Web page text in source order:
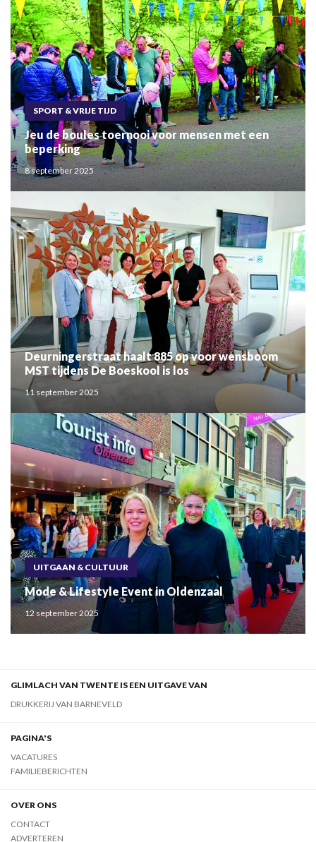
SPORT & VRIJE TIJD
Jeu de boules toernooi voor mensen met een
beperking
8 september 2025
Deurningerstraat haalt 885 op voor wensboom
MST tijdens De Boeskool is los
11 september 2025
UITGAAN & CULTUUR
Mode & Lifestyle Event in Oldenzaal
12 september 2025
GLIMLACH VAN TWENTE IS EEN UITGAVE VAN
DRUKKERIJ VAN BARNEVELD
PAGINA'S
VACATURES
FAMILIEBERICHTEN
OVER ONS
CONTACT
ADVERTEREN